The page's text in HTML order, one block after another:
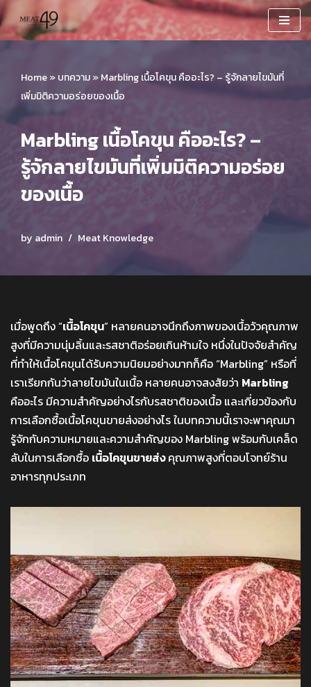
Skip
content
Home»บทความ»Marbling เนื้อโคขุน คืออะไร? – รู้จักลายไขมันที่
เพิ่มมิติความอร่อยของเนื้อ
Marbling เนื้อโคขุน คืออะไร? –
รู้จักลายไขมันที่เพิ่มมิติความอร่อย
ของเนื้อ
by admin Meat Knowledge
เมื่อพูดถึง “เนื้อโคขุน” หลายคนอาจนึกถึงภาพของเนื้อวัวคุณภาพ
สูงที่มีความนุ่มลิ้นและรสชาติอร่อยเกินห้ามใจ หนึ่งในปัจจัยสำคัญ
ที่ทำให้เนื้อโคขุนได้รับความนิยมอย่างมากก็คือ “Marbling” หรือที่
เราเรียกกันว่าลายไขมันในเนื้อ หลายคนอาจสงสัยว่า Marbling
คืออะไร มีความสำคัญอย่างไรกับรสชาติของเนื้อ และเกี่ยวข้องกับ
การเลือกซื้อเนื้อโคขุนขายส่งอย่างไร ในบทความนี้เราจะพาคุณมา
รู้จักกับความหมายและความสำคัญของ Marbling พร้อมกับเคล็ด
ลับในการเลือกซื้อ เนื้อโคขุนขายส่งคุณภาพสูงที่ตอบโจทย์ร้าน
อาหารทุกประเภท